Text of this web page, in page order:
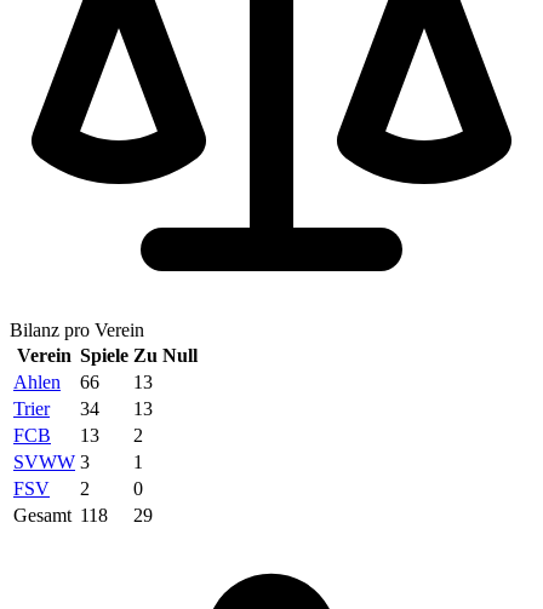
Bilanz pro Verein
Verein Spiele Zu Null
Ahlen
66
13
Trier
34
13
FCB
13
2
SVWW 3
1
FSV
2
0
Gesamt 118 29